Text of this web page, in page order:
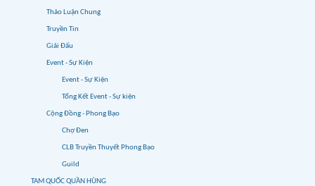
Thảo Luận Chung
Truyền Tin
Giải Đấu
Event - Sự Kiện
Event - Sự Kiện
Tổng Kết Event - Sự kiện
Cộng Đồng - Phong Bạo
Chợ Đen
CLB Truyền Thuyết Phong Bạo
Guild
TAM QUỐC QUẦN HÙNG